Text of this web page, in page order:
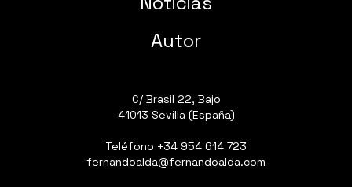
Autor
C/ Brasil 22, Bajo
41013 Sevilla (España)
Teléfono +34 954 614 723
fernandoalda@fernandoalda.com